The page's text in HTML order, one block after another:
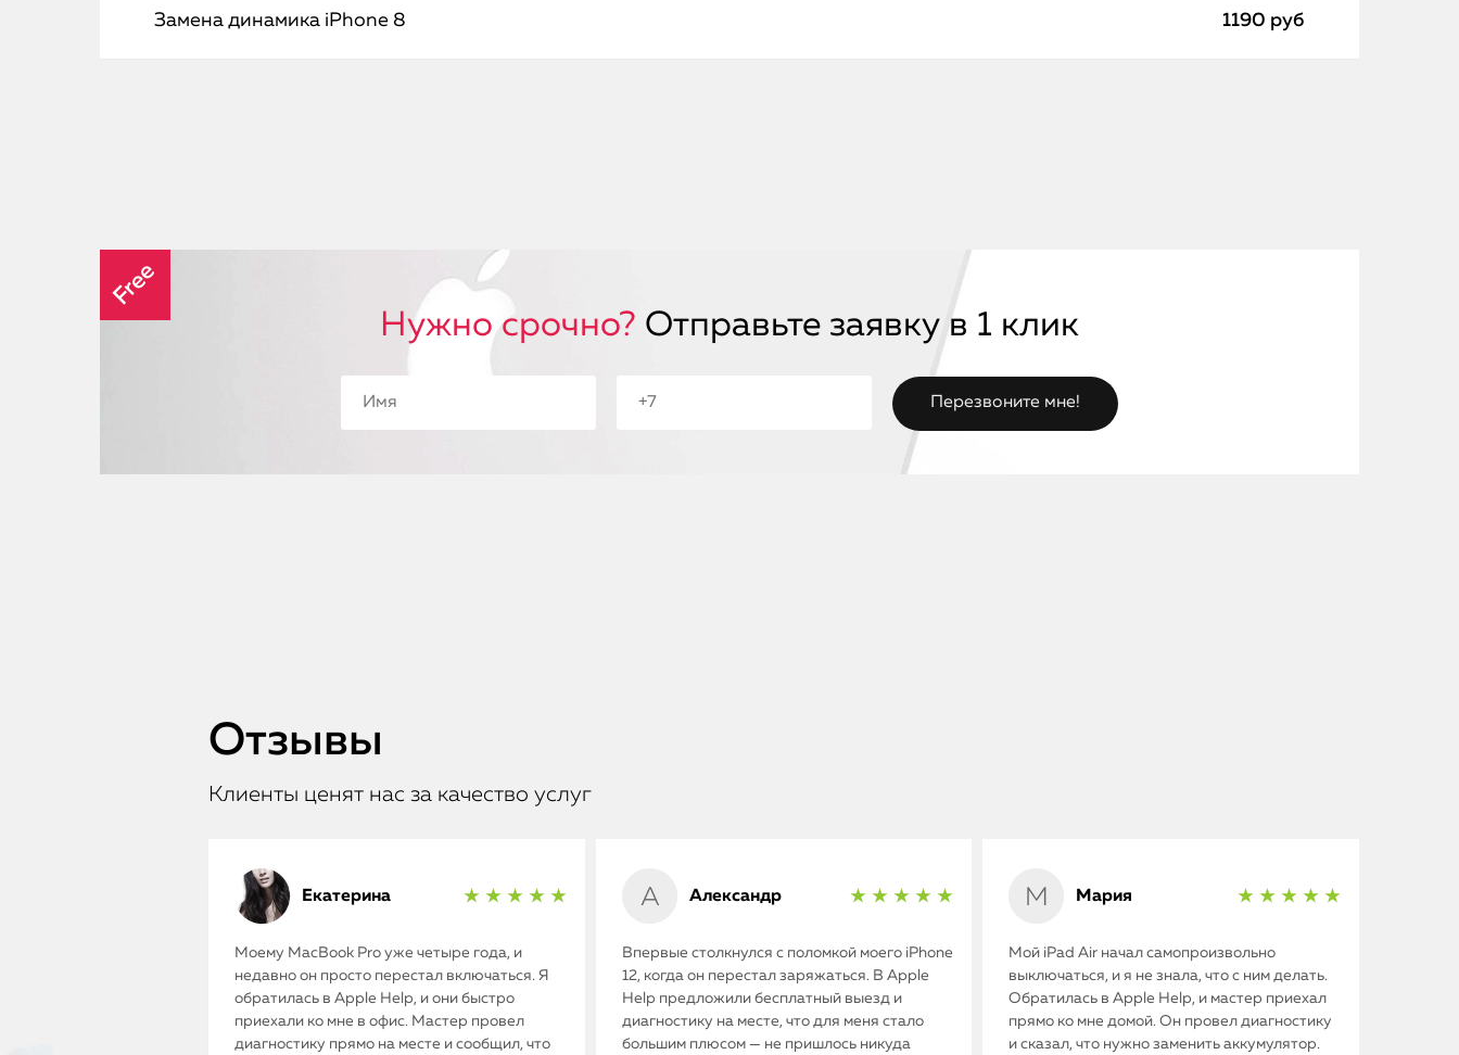
MacBook
Watch
Замена динамика iPhone 8 1190 руб
Free
Нужно срочно? Отправьте заявку в 1 клик
Отзывы
Клиенты ценят нас за качество услуг
Екатерина ★ ★ ★ ★ ★
Моему MacBook Pro уже четыре года, и
недавно он просто перестал включаться. Я
обратилась в Apple Help, и они быстро
приехали ко мне в офис. Мастер провел
диагностику прямо на месте и сообщил, что
Александр ★ ★ ★ ★ ★
Впервые столкнулся с поломкой моего iPhone
12, когда он перестал заряжаться. В Apple
Help предложили бесплатный выезд и
диагностику на месте, что для меня стало
большим плюсом — не пришлось никуда
Мария ★ ★ ★ ★ ★
Мой iPad Air начал самопроизвольно
выключаться, и я не знала, что с ним делать.
Обратилась в Apple Help, и мастер приехал
прямо ко мне домой. Он провел диагностику
и сказал, что нужно заменить аккумулятор.